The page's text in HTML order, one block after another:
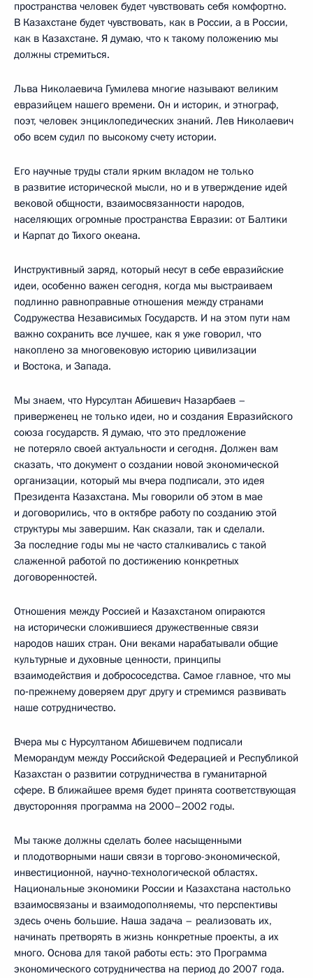
пространства человек будет чувствовать себя комфортно.
В Казахстане будет чувствовать, как в России, а в России,
как в Казахстане. Я думаю, что к такому положению мы
должны стремиться.
Льва Николаевича Гумилева многие называют великим
евразийцем нашего времени. Он и историк, и этнограф,
поэт, человек энциклопедических знаний. Лев Николаевич
обо всем судил по высокому счету истории.
Его научные труды стали ярким вкладом не только
в развитие исторической мысли, но и в утверждение идей
вековой общности, взаимосвязанности народов,
населяющих огромные пространства Евразии: от Балтики
и Карпат до Тихого океана.
Инструктивный заряд, который несут в себе евразийские
идеи, особенно важен сегодня, когда мы выстраиваем
подлинно равноправные отношения между странами
Содружества Независимых Государств. И на этом пути нам
важно сохранить все лучшее, как я уже говорил, что
накоплено за многовековую историю цивилизации
и Востока, и Запада.
Мы знаем, что Нурсултан Абишевич Назарбаев –
приверженец не только идеи, но и создания Евразийского
союза государств. Я думаю, что это предложение
не потеряло своей актуальности и сегодня. Должен вам
сказать, что документ о создании новой экономической
организации, который мы вчера подписали, это идея
Президента Казахстана. Мы говорили об этом в мае
и договорились, что в октябре работу по созданию этой
структуры мы завершим. Как сказали, так и сделали.
За последние годы мы не часто сталкивались с такой
слаженной работой по достижению конкретных
договоренностей.
Отношения между Россией и Казахстаном опираются
на исторически сложившиеся дружественные связи
народов наших стран. Они веками нарабатывали общие
культурные и духовные ценности, принципы
взаимодействия и добрососедства. Самое главное, что мы
по‑прежнему доверяем друг другу и стремимся развивать
наше сотрудничество.
Вчера мы с Нурсултаном Абишевичем подписали
Меморандум между Российской Федерацией и Республикой
Казахстан о развитии сотрудничества в гуманитарной
сфере. В ближайшее время будет принята соответствующая
двусторонняя программа на 2000–2002 годы.
Мы также должны сделать более насыщенными
и плодотворными наши связи в торгово-экономической,
инвестиционной, научно-технологической областях.
Национальные экономики России и Казахстана настолько
взаимосвязаны и взаимодополняемы, что перспективы
здесь очень большие. Наша задача – реализовать их,
начинать претворять в жизнь конкретные проекты, а их
много. Основа для такой работы есть: это Программа
экономического сотрудничества на период до 2007 года.